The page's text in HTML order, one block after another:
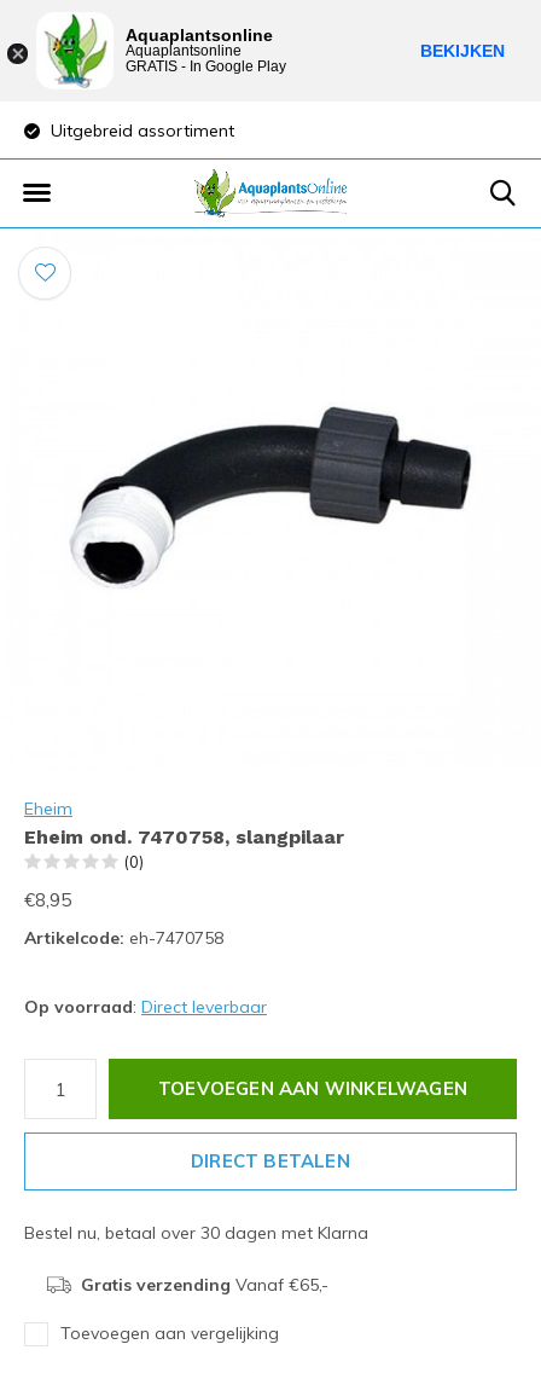
Uitgebreid assortiment
Eheim
Eheim ond. 7470758, slangpilaar
(0)
€8,95
Artikelcode: eh-7470758
Op voorraad: Direct leverbaar
TOEVOEGEN AAN WINKELWAGEN
DIRECT BETALEN
Bestel nu, betaal over 30 dagen met Klarna
Gratis verzending Vanaf €65,-
Toevoegen aan vergelijking
Aquaplantsonline
Aquaplantsonline
GRATIS - In Google Play
BEKIJKEN